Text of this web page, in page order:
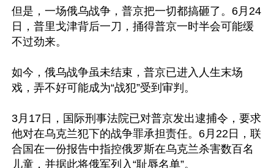
但是，一场俄乌战争，普京把一切都搞砸了。6月24
日，普里戈津背后一刀，捅得普京一时半会可能缓
不过劲来。
如今，俄乌战争虽未结束，普京已进入人生末场
戏，弄不好可能成为“战犯”受到审判。
3月17日，国际刑事法院已对普京发出逮捕令，要求
他对在乌克兰犯下的战争罪承担责任。6月22日，联
合国在一份报告中指控俄罗斯在乌克兰杀害数百名
儿童，并据此将俄军列入“耻辱名单”。